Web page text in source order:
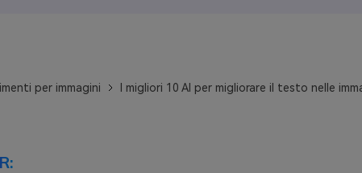
per immagini I migliori 10 AI per migliorare il testo nelle